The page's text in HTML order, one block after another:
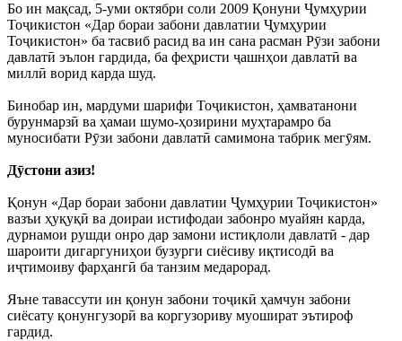
Бо ин мақсад, 5-уми октябри соли 2009 Қонуни Ҷумҳурии
Тоҷикистон «Дар бораи забони давлатии Ҷумҳурии
Тоҷикистон» ба тасвиб расид ва ин сана расман Рӯзи забони
давлатӣ эълон гардида, ба феҳристи ҷашнҳои давлатӣ ва
миллӣ ворид карда шуд.
Бинобар ин, мардуми шарифи Тоҷикистон, ҳамватанони
бурунмарзӣ ва ҳамаи шумо-ҳозирини муҳтарамро ба
муносибати Рӯзи забони давлатӣ самимона табрик мегӯям.
Дӯстони азиз!
Қонун «Дар бораи забони давлатии Ҷумҳурии Тоҷикистон»
вазъи ҳуқуқӣ ва доираи истифодаи забонро муайян карда,
дурнамои рушди онро дар замони истиқлоли давлатӣ - дар
шароити дигаргуниҳои бузурги сиёсиву иқтисодӣ ва
иҷтимоиву фарҳангӣ ба танзим медарорад.
Яъне тавассути ин қонун забони тоҷикӣ ҳамчун забони
сиёсату қонунгузорӣ ва коргузориву муошират эътироф
гардид.